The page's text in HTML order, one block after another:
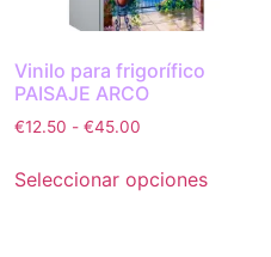
Vinilo para frigorífico
PAISAJE ARCO
€12.50 - €45.00
Seleccionar opciones